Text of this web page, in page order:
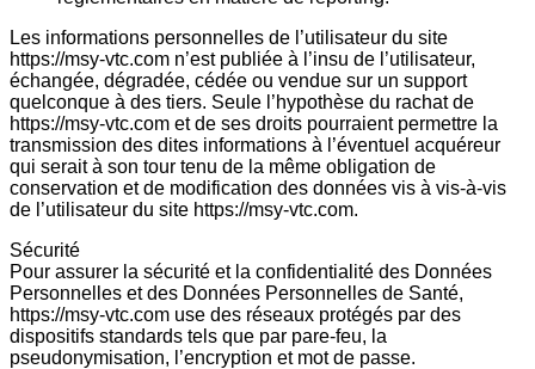
Les informations personnelles de l’utilisateur du site
https://msy-vtc.com n’est publiée à l’insu de l’utilisateur,
échangée, dégradée, cédée ou vendue sur un support
quelconque à des tiers. Seule l’hypothèse du rachat de
https://msy-vtc.com et de ses droits pourraient permettre la
transmission des dites informations à l’éventuel acquéreur
qui serait à son tour tenu de la même obligation de
conservation et de modification des données vis à vis-à-vis
de l’utilisateur du site https://msy-vtc.com.
Sécurité
Pour assurer la sécurité et la confidentialité des Données
Personnelles et des Données Personnelles de Santé,
https://msy-vtc.com use des réseaux protégés par des
dispositifs standards tels que par pare-feu, la
pseudonymisation, l’encryption et mot de passe.